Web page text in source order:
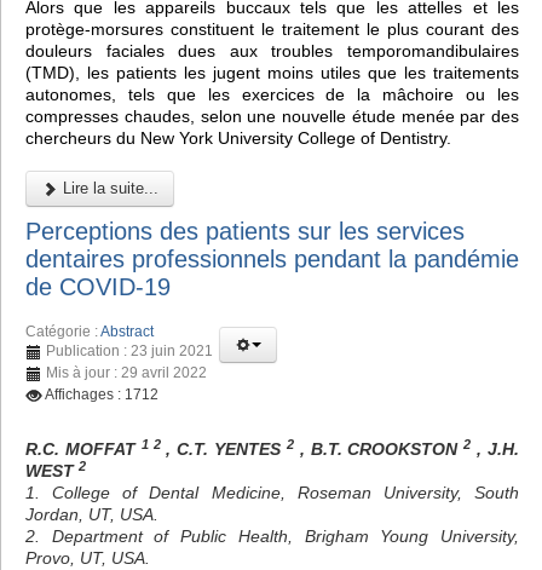
Alors que les appareils buccaux tels que les attelles et les
protège-morsures constituent le traitement le plus courant des
douleurs faciales dues aux troubles temporomandibulaires
(TMD), les patients les jugent moins utiles que les traitements
autonomes, tels que les exercices de la mâchoire ou les
compresses chaudes, selon une nouvelle étude menée par des
chercheurs du New York University College of Dentistry.
Lire la suite...
Perceptions des patients sur les services
dentaires professionnels pendant la pandémie
de COVID-19
Catégorie :Abstract
Publication : 23 juin 2021
Mis à jour : 29 avril 2022
Affichages : 1712
R.C. MOFFAT 1 2, C.T. YENTES 2, B.T. CROOKSTON2 , J.H.
WEST 2
1. College of Dental Medicine, Roseman University, South
Jordan, UT, USA.
2. Department of Public Health, Brigham Young University,
Provo, UT, USA.